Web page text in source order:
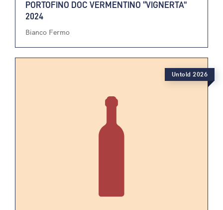
PORTOFINO DOC VERMENTINO “VIGNERTA”
2024
Bianco Fermo
Untold 2026